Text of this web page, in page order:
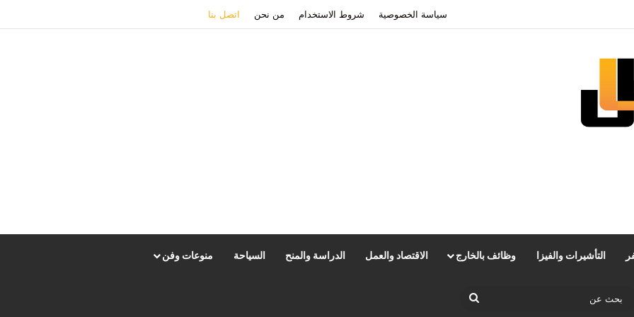
سياسة الخصوصية شروط الاستخدام من نحن اتصل بنا
التأشيرات والفيزا وظائف بالخارج الاقتصاد والعمل الدراسة والمنح السياحة منوعات وفن
المظلم
بحث